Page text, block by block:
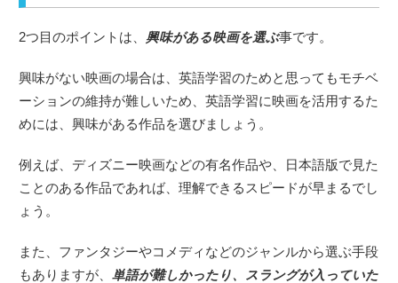
2つ目のポイントは、 興味がある映画を選ぶ事です。
興味がない映画の場合は、英語学習のためと思ってもモチベ
ーションの維持が難しいため、英語学習に映画を活用するた
めには、興味がある作品を選びましょう。
例えば、ディズニー映画などの有名作品や、日本語版で見た
ことのある作品であれば、理解できるスピードが早まるでし
ょう。
また、ファンタジーやコメディなどのジャンルから選ぶ手段
もありますが、 単語が難しかったり、スラングが入っていた